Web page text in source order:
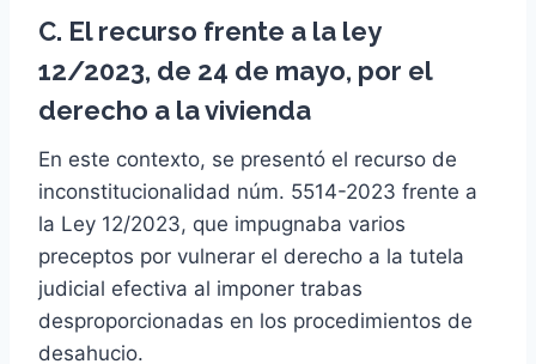
C. El recurso frente a la ley
12/2023, de 24 de mayo, por el
derecho a la vivienda
En este contexto, se presentó el recurso de
inconstitucionalidad núm. 5514-2023 frente a
la Ley 12/2023, que impugnaba varios
preceptos por vulnerar el derecho a la tutela
judicial efectiva al imponer trabas
desproporcionadas en los procedimientos de
desahucio.